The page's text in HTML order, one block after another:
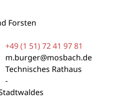
Forsten
+49 (1 51) 7241 9781
m.burger@mosbach.de
Technisches Rathaus
-